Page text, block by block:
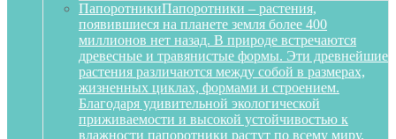
ПапоротникиПапоротники – растения,
появившиеся на планете земля более 400
миллионов нет назад. В природе встречаются
древесные и травянистые формы. Эти древнейшие
растения различаются между собой в размерах,
жизненных циклах, формами и строением.
Благодаря удивительной экологической
приживаемости и высокой устойчивостью к
влажности папоротники растут по всему миру.